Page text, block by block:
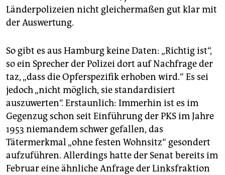
Länderpolizeien nicht gleichermaßen gut klar mit
der Auswertung.
So gibt es aus Hamburg keine Daten: „Richtig ist“,
so ein Sprecher der Polizei dort auf Nachfrage der
taz, „dass die Opferspezifik erhoben wird.“ Es sei
jedoch „nicht möglich, sie standardisiert
auszuwerten“. Erstaunlich: Immerhin ist es im
Gegenzug schon seit Einführung der PKS im Jahre
1953 niemandem schwer gefallen, das
Tätermerkmal „ohne festen Wohnsitz“ gesondert
aufzuführen. Allerdings hatte der Senat bereits im
Februar eine ähnliche Anfrage der Linksfraktion